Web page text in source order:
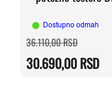
Dostupno odmah
36.110,00RSDOriginalna
cena
bila:
30.690,00RSD
Trenutna
cena